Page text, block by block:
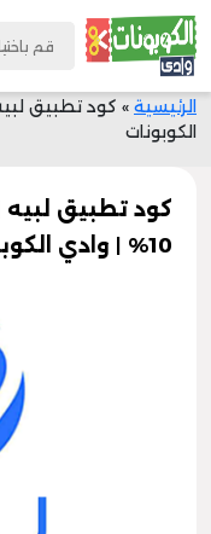
الرئيسية »
الكوبونات
10% | وادي الكوبونات